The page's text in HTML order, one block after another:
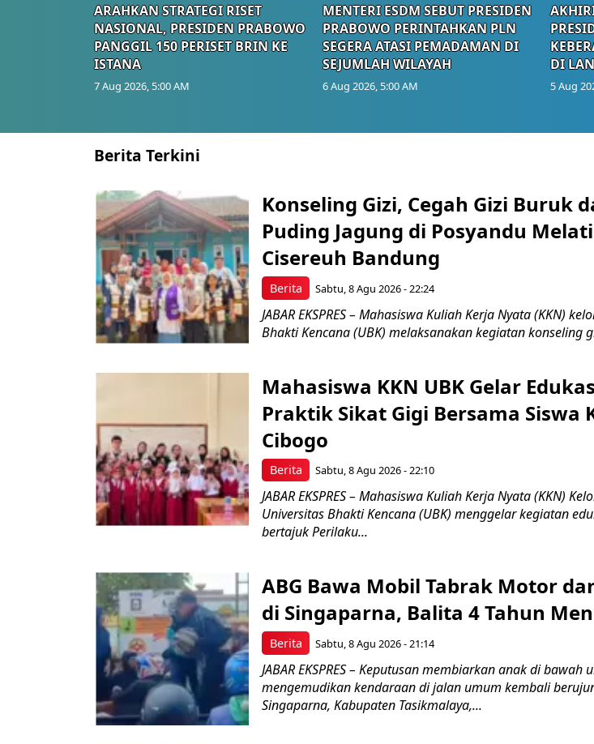
ARAHKAN STRATEGI RISET
NASIONAL, PRESIDEN PRABOWO
PANGGIL 150 PERISET BRIN KE
ISTANA
7 Aug 2026, 5:00 AM
MENTERI ESDM SEBUT PRESIDEN
PRABOWO PERINTAHKAN PLN
SEGERA ATASI PEMADAMAN DI
SEJUMLAH WILAYAH
6 Aug 2026, 5:00 AM
DI
5 Aug
Berita Terkini
Berita
Konseling Gizi, Cegah Gizi Buruk
Puding Jagung di Posyandu
Cisereuh Bandung
Sabtu, 8 Agu 2026 - 22:24
JABAR EKSPRES – Mahasiswa Kuliah Kerja Nyata (KKN)
Bhakti Kencana (UBK) melaksanakan kegiatan konseling
Berita
Mahasiswa KKN UBK Gelar
Praktik Sikat Gigi Bersama Siswa
Cibogo
Sabtu, 8 Agu 2026 - 22:10
JABAR EKSPRES – Mahasiswa Kuliah Kerja Nyata (KKN)
Universitas Bhakti Kencana (UBK) menggelar kegiatan
bertajuk Perilaku...
Berita
ABG Bawa Mobil Tabrak Motor
di Singaparna, Balita 4 Tahun
Sabtu, 8 Agu 2026 - 21:14
JABAR EKSPRES – Keputusan membiarkan anak di bawah
mengemudikan kendaraan di jalan umum kembali
Singaparna, Kabupaten Tasikmalaya,...